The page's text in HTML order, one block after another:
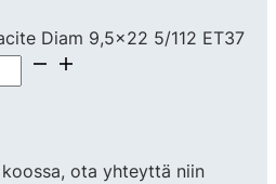
Diam 9,5x22 5/112 ET37
ota yhteyttä niin